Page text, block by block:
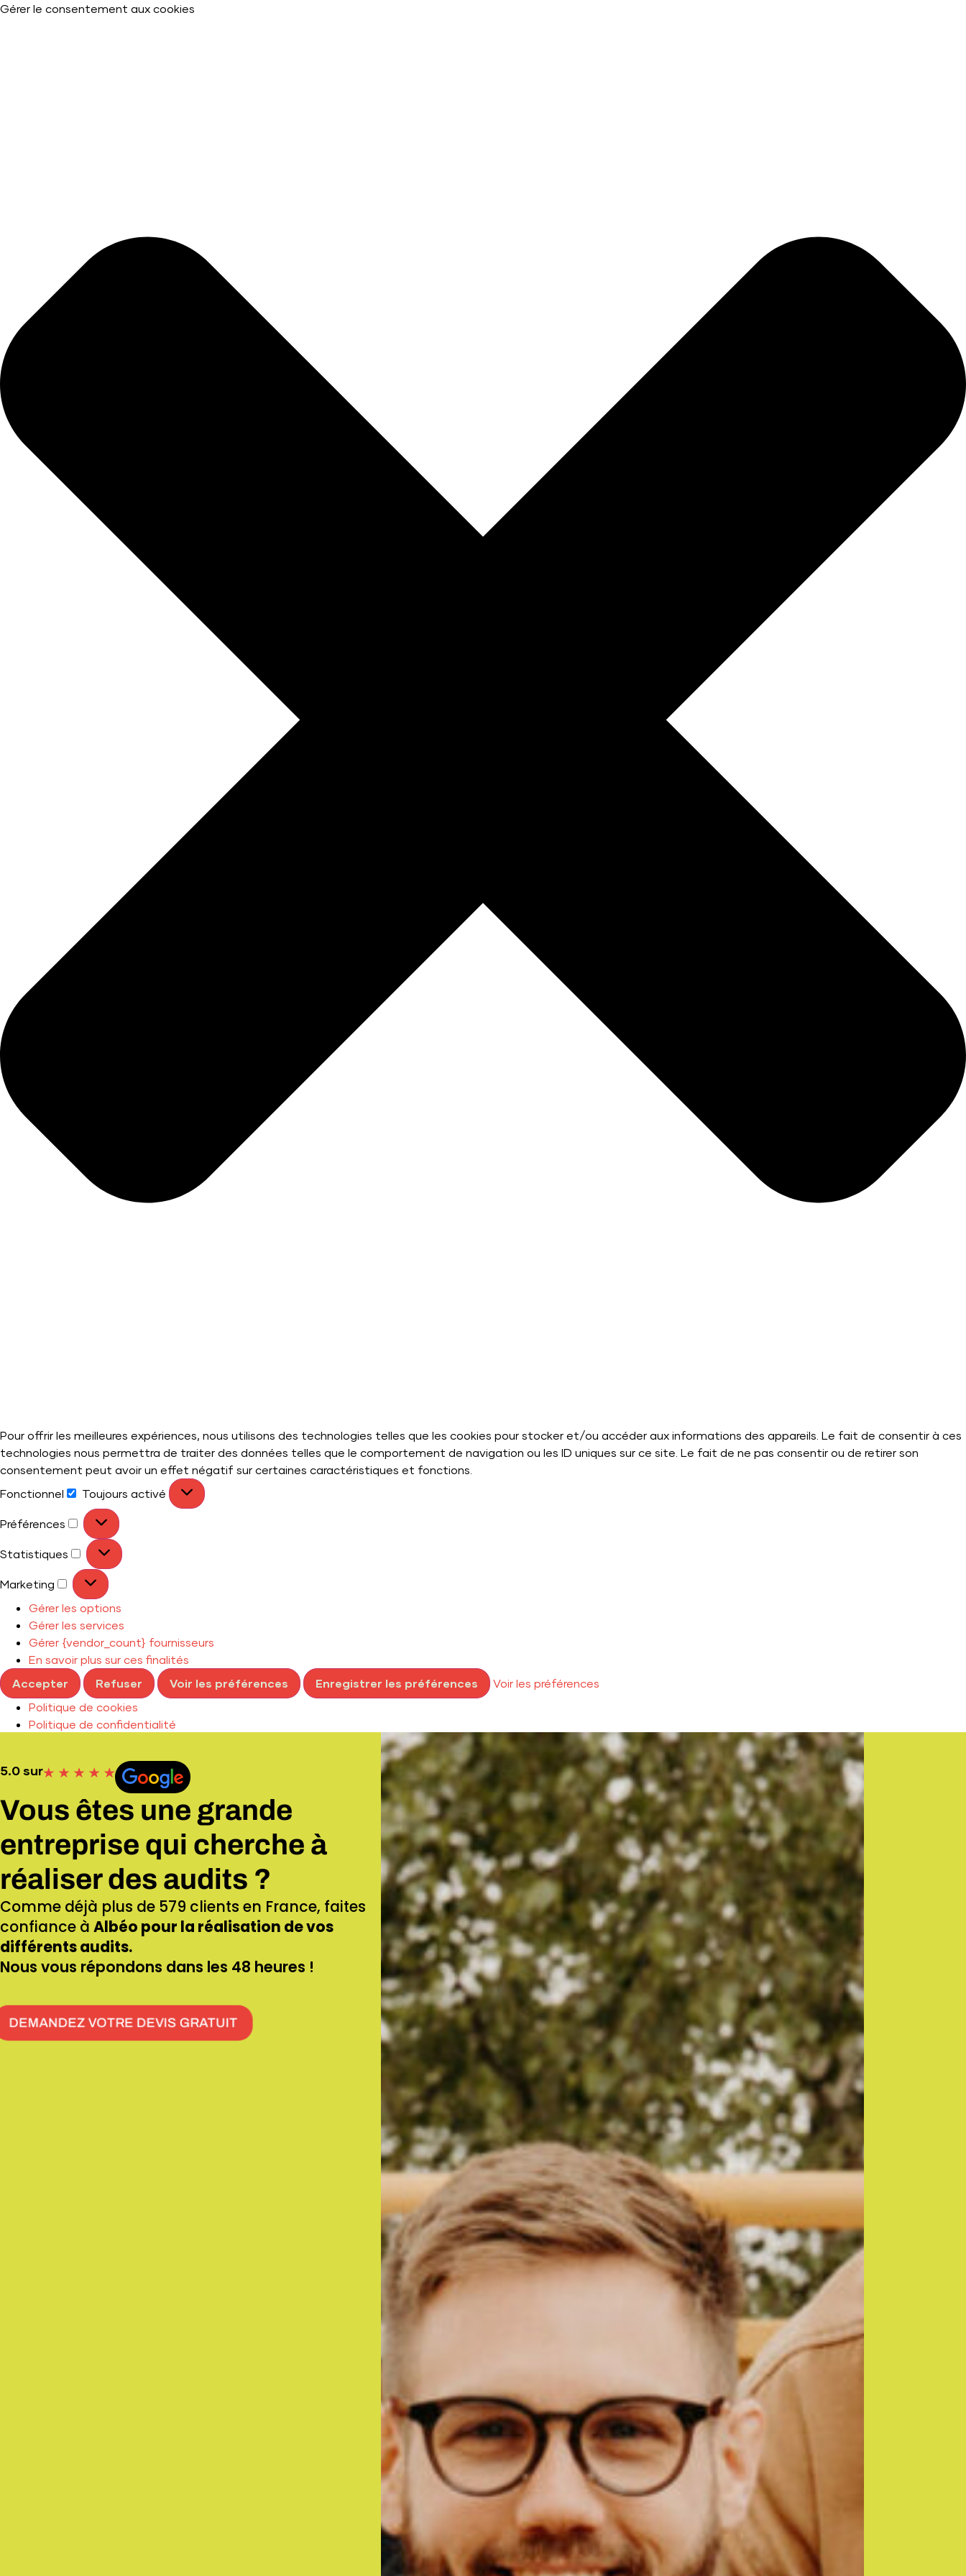
Gérer le consentement aux cookies
Pour offrir les meilleures expériences, nous utilisons des technologies telles que les cookies pour stocker et/ou accéder aux informations des appareils. Le fait de consentir à ces
technologies nous permettra de traiter des données telles que le comportement de navigation ou les ID uniques sur ce site. Le fait de ne pas consentir ou de retirer son
consentement peut avoir un effet négatif sur certaines caractéristiques et fonctions.
Fonctionnel
Toujours activé
Préférences
Statistiques
Marketing
Gérer les options
Gérer les services
Gérer {vendor_count} fournisseurs
En savoir plus sur ces finalités
Accepter
Refuser Voir les préférences Enregistrer les préférences
Voir les préférences
Politique de cookies
Politique de confidentialité
Demandez votre étude
5.0 sur
Vous êtes une grande
entreprise qui cherche à
réaliser des audits ?
Comme déjà plus de 579 clients en France, faites
confiance à Albéo pour la réalisation de vos
différents audits.
Nous vous répondons dans les 48 heures !
DEMANDEZ VOTRE DEVIS GRATUIT